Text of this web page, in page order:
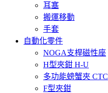
耳塞
搬運移動
手套
自動化零件
NOGA支桿磁性座
H型夾鉗 H-U
多功能螃蟹夾 CTC
F型夾鉗